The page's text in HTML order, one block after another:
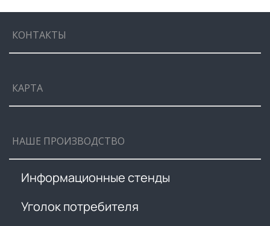
КОНТАКТЫ
КАРТА
НАШЕ ПРОИЗВОДСТВО
Информационные стенды
Уголок потребителя